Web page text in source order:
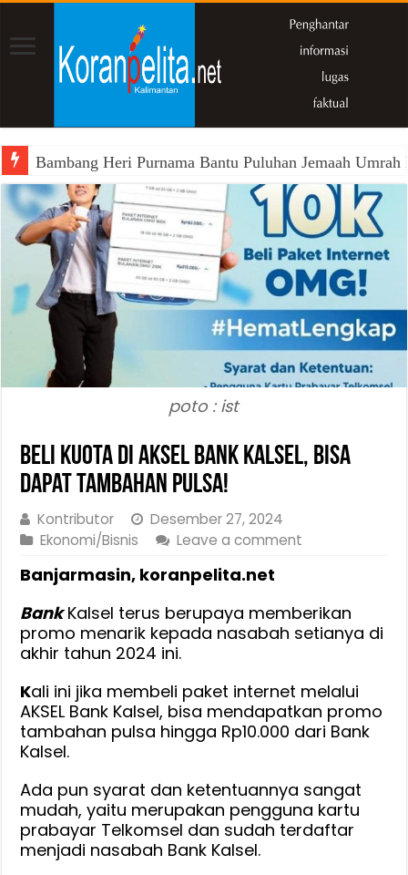
Bambang Heri Purnama Bantu Puluhan Jemaah
Gatriwara Kalsel Dukung Kepengurusan Baru BKOW,
poto : ist
Beli Kuota di AKSEL Bank Kalsel, Bisa
Dapat Tambahan Pulsa!
Kontributor
Desember 27, 2024
Ekonomi/Bisnis
Leave a comment
Banjarmasin, koranpelita.net
BankKalsel terus berupaya memberikan
promo menarik kepada nasabah setianya di
akhir tahun 2024 ini.
Kali ini jika membeli paket internet melalui
AKSEL Bank Kalsel, bisa mendapatkan promo
tambahan pulsa hingga Rp10.000 dari Bank
Kalsel.
Ada pun syarat dan ketentuannya sangat
mudah, yaitu merupakan pengguna kartu
prabayar Telkomsel dan sudah terdaftar
menjadi nasabah Bank Kalsel.